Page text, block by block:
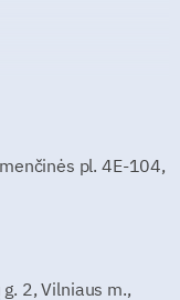
pl. 4E-104,
2, Vilniaus m.,